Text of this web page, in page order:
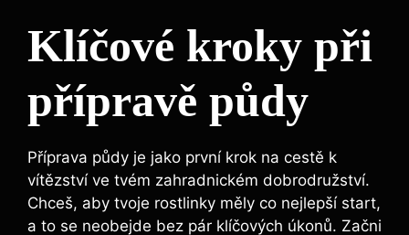
Klíčové kroky při
přípravě půdy
Příprava půdy je jako první krok na cestě k
vítězství ve tvém zahradnickém dobrodružství.
Chceš, aby tvoje rostlinky měly co nejlepší start,
a to se neobejde bez pár klíčových úkonů. Začni